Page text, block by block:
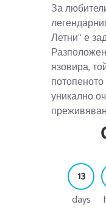
За
Летни“ е
язовира,
уникално
13
days